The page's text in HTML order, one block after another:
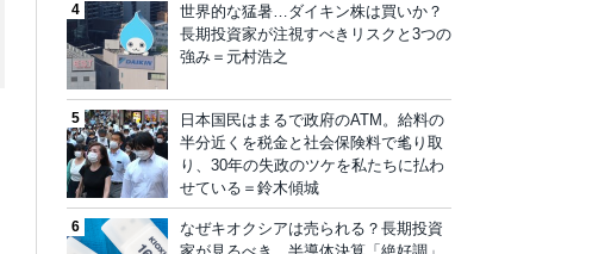
世界的な猛暑…ダイキン株は買いか？
長期投資家が注視すべきリスクと3つの
強み＝元村浩之
日本国民はまるで政府のATM。給料の
半分近くを税金と社会保険料で毟り取
り、30年の失政のツケを私たちに払わ
せている＝鈴木傾城
なぜキオクシアは売られる？長期投資